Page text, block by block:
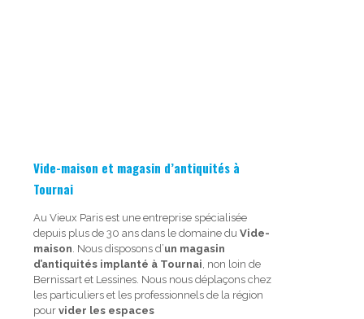
Vide-maison et magasin d’antiquités à
Tournai
Au Vieux Paris est une entreprise spécialisée
depuis plus de 30 ans dans le domaine du Vide-
maison. Nous disposons d’un magasin
d’antiquités implanté à Tournai, non loin de
Bernissart et Lessines. Nous nous déplaçons chez
les particuliers et les professionnels de la région
pour vider les espaces